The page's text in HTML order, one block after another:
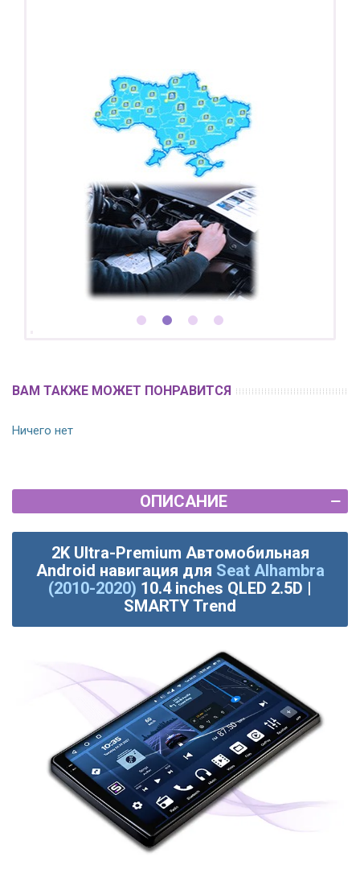
ВАМ ТАКЖЕ МОЖЕТ ПОНРАВИТСЯ
Ничего нет
ОПИСАНИЕ
2K Ultra-Premium Автомобильная
Android навигация для Seat Alhambra
(2010-2020) 10.4 inches QLED 2.5D |
SMARTY Trend